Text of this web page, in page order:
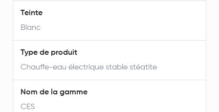
Teinte
Blanc
Type de produit
Chauffe-eau électrique stable stéatite
Nom de la gamme
CES